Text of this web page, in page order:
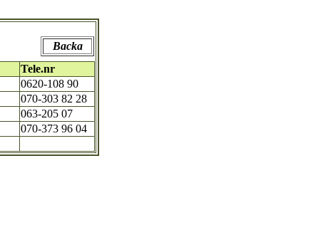
Backa
Tele.nr
0620-108 90
070-303 82 28
063-205 07
070-373 96 04